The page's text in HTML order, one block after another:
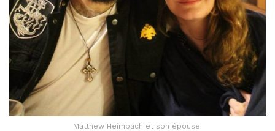
Matthew Heimbach et son épouse.